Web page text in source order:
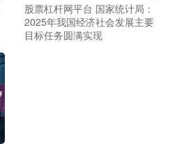
股票杠杆网平台 国家统计局：
2025年我国经济社会发展主要
目标任务圆满实现